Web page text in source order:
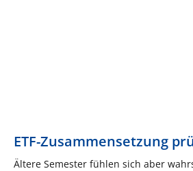
ETF-Zusammensetzung
Ältere Semester fühlen sich aber